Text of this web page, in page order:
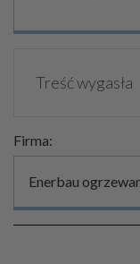
Treść wygasła
Firma:
Enerbau